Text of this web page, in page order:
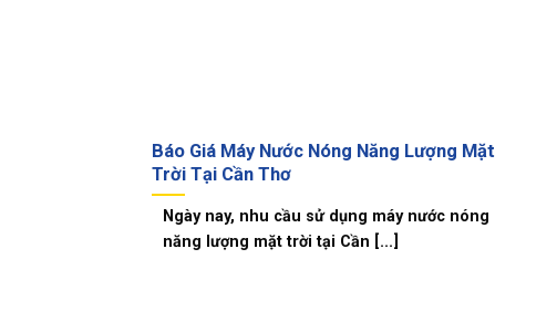
Báo Giá Máy Nước Nóng Năng Lượng Mặt
Trời Tại Cần Thơ
Ngày nay, nhu cầu sử dụng máy nước nóng
năng lượng mặt trời tại Cần [...]